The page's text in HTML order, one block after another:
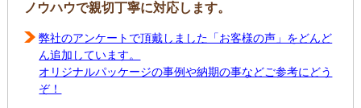
ノウハウで親切丁寧に対応します。
弊社のアンケートで頂戴しました「お客様の声」をどんど
ん追加しています。
オリジナルパッケージの事例や納期の事などご参考にどう
ぞ！